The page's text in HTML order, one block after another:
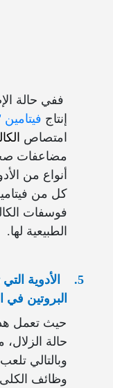
ففي حالة
إنتاج
امتصاص
مضاعفات
أنواع من
كل من
فوسفات
الطبيعية لها.
5.
الأدوية
البروتين في
حيث تعمل
حالة
وبالتالي
وظائف